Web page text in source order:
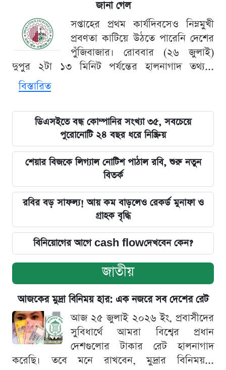
জানা গেল
সপ্তাহের প্রথম কার্যদিবসেও নিম্নমুখী
প্রবণতা কাটিয়ে উঠতে পারেনি দেশের
পুঁজিবাজার। রোববার (২৬ জুলাই)
দুপুর ২টা ১৩ মিনিট পর্যন্তের হালনাগাদ তথ্য...
বিস্তারিত
ডিএসইতে বন্ধ কোম্পানির সংখ্যা ৩৫, সবচেয়ে
পুরোনোটি ২৪ বছর ধরে নিষ্ক্রিয়
শেয়ার বিজকে লিগ্যাল নোটিশ পাঠাল রবি, শুরু নতুন
বিতর্ক
রবির বড় সাফল্য! আয় কম বাড়লেও রেকর্ড মুনাফা ও
গ্রাহক বৃদ্ধি
বিনিয়োগের আগে cash flowদেখবেন কেন?
জাতীয়
আজকের মুদ্রা বিনিময় হার: এক নজরে সব দেশের রেট
আজ ২৫ জুলাই ২০২৬ ইং, প্রবাসীদের
সুবিধার্থে আমরা বিশ্বের প্রধান
দেশগুলোর টাকার রেট হালনাগাদ
করেছি। তবে মনে রাখবেন, মুদ্রার বিনিময়...